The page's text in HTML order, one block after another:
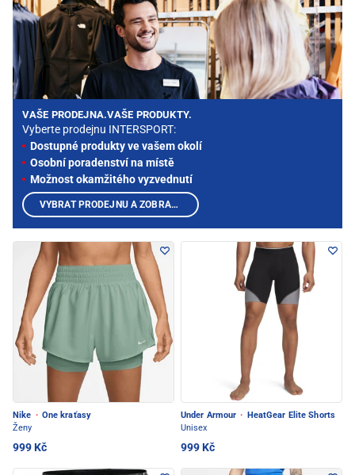
Nike · One kraťasy
Ženy
999 Kč
Under Armour ·
HeatGear Elite Shorts
Unisex
999 Kč
VAŠE PRODEJNA.VAŠE PRODUKTY.
Vyberte prodejnu INTERSPORT:
Dostupné produkty ve vašem okolí
Osobní poradenství na místě
Možnost okamžitého vyzvednutí
VYBRAT PRODEJNU A ZOBRAZIT PRODUKTY